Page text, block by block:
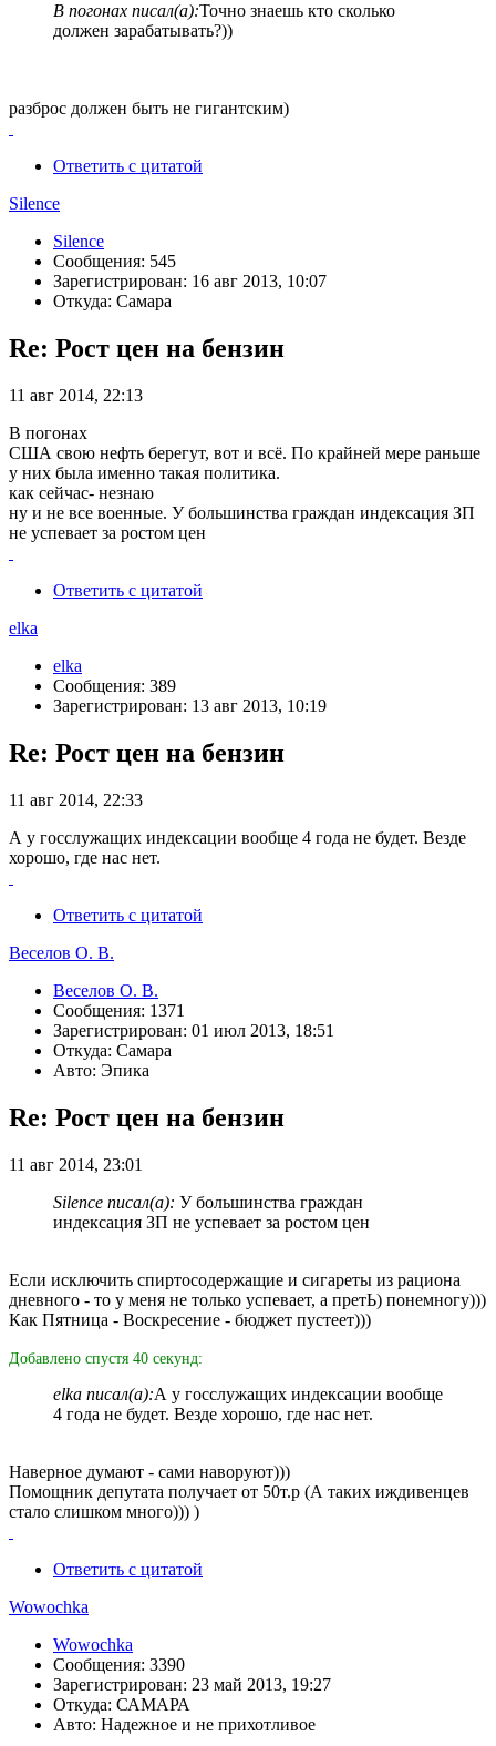
В погонах писал(а):Точно знаешь кто сколько
должен зарабатывать?))
разброс должен быть не гигантским)
Ответить с цитатой
Silence
Silence
Сообщения: 545
Зарегистрирован: 16 авг 2013, 10:07
Откуда: Самара
Re: Рост цен на бензин
11 авг 2014, 22:13
В погонах
США свою нефть берегут, вот и всё. По крайней мере раньше
у них была именно такая политика.
как сейчас- незнаю
ну и не все военные. У большинства граждан индексация ЗП
не успевает за ростом цен
Ответить с цитатой
elka
elka
Сообщения: 389
Зарегистрирован: 13 авг 2013, 10:19
Re: Рост цен на бензин
11 авг 2014, 22:33
А у госслужащих индексации вообще 4 года не будет. Везде
хорошо, где нас нет.
Ответить с цитатой
Веселов О. В.
Веселов О. В.
Сообщения: 1371
Зарегистрирован: 01 июл 2013, 18:51
Откуда: Самара
Авто: Эпика
Re: Рост цен на бензин
11 авг 2014, 23:01
Silence писал(а): У большинства граждан
индексация ЗП не успевает за ростом цен
Если исключить спиртосодержащие и сигареты из рациона
дневного - то у меня не только успевает, а претЬ) понемногу)))
Как Пятница - Воскресение - бюджет пустеет)))
Добавлено спустя 40 секунд:
elka писал(а):А у госслужащих индексации вообще
4 года не будет. Везде хорошо, где нас нет.
Наверное думают - сами наворуют)))
Помощник депутата получает от 50т.р (А таких иждивенцев
стало слишком много))) )
Ответить с цитатой
Wowochka
Wowochka
Сообщения: 3390
Зарегистрирован: 23 май 2013, 19:27
Откуда: САМАРА
Авто: Надежное и не прихотливое